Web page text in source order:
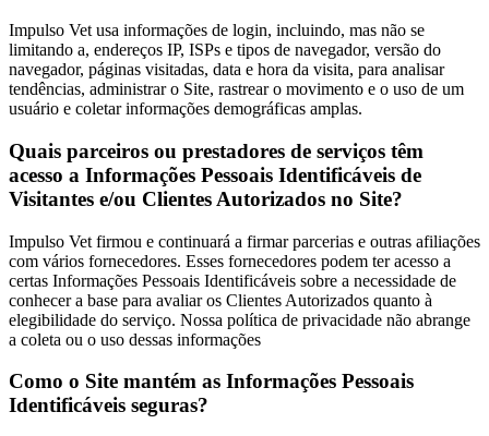
Impulso Vet usa informações de login, incluindo, mas não se
limitando a, endereços IP, ISPs e tipos de navegador, versão do
navegador, páginas visitadas, data e hora da visita, para analisar
tendências, administrar o Site, rastrear o movimento e o uso de um
usuário e coletar informações demográficas amplas.
Quais parceiros ou prestadores de serviços têm
acesso a Informações Pessoais Identificáveis de
Visitantes e/ou Clientes Autorizados no Site?
Impulso Vet firmou e continuará a firmar parcerias e outras afiliações
com vários fornecedores. Esses fornecedores podem ter acesso a
certas Informações Pessoais Identificáveis sobre a necessidade de
conhecer a base para avaliar os Clientes Autorizados quanto à
elegibilidade do serviço. Nossa política de privacidade não abrange
a coleta ou o uso dessas informações
Como o Site mantém as Informações Pessoais
Identificáveis seguras?